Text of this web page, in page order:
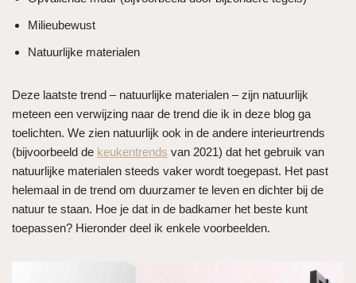
Milieubewust
Natuurlijke materialen
Deze laatste trend – natuurlijke materialen – zijn natuurlijk
meteen een verwijzing naar de trend die ik in deze blog ga
toelichten. We zien natuurlijk ook in de andere interieurtrends
(bijvoorbeeld de keukentrends van 2021) dat het gebruik van
natuurlijke materialen steeds vaker wordt toegepast. Het past
helemaal in de trend om duurzamer te leven en dichter bij de
natuur te staan. Hoe je dat in de badkamer het beste kunt
toepassen? Hieronder deel ik enkele voorbeelden.